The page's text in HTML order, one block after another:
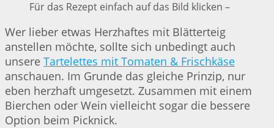
Für das Rezept einfach auf das Bild klicken –
Wer lieber etwas Herzhaftes mit Blätterteig
anstellen möchte, sollte sich unbedingt auch
unsere Tartelettes mit Tomaten & Frischkäse
anschauen. Im Grunde das gleiche Prinzip, nur
eben herzhaft umgesetzt. Zusammen mit einem
Bierchen oder Wein vielleicht sogar die bessere
Option beim Picknick.